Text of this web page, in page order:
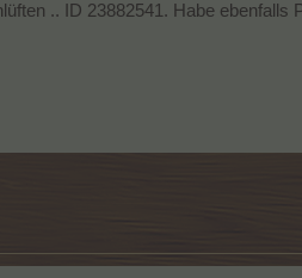
.. ID 23882541. Habe